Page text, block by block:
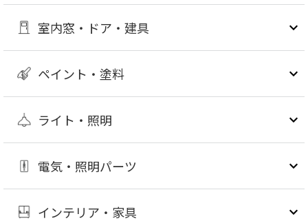
室内窓・ドア・建具
ペイント・塗料
ライト・照明
電気・照明パーツ
インテリア・家具